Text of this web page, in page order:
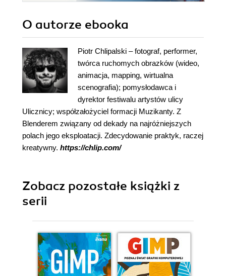
O autorze ebooka
Piotr Chlipalski – fotograf, performer,
twórca ruchomych obrazków (wideo,
animacja, mapping, wirtualna
scenografia); pomysłodawca i
dyrektor festiwalu artystów ulicy
Ulicznicy; współzałożyciel formacji Muzikanty. Z
Blenderem związany od dekady na najróżniejszych
polach jego eksploatacji. Zdecydowanie praktyk, raczej
kreatywny. https://chlip.com/
Zobacz pozostałe książki z
serii